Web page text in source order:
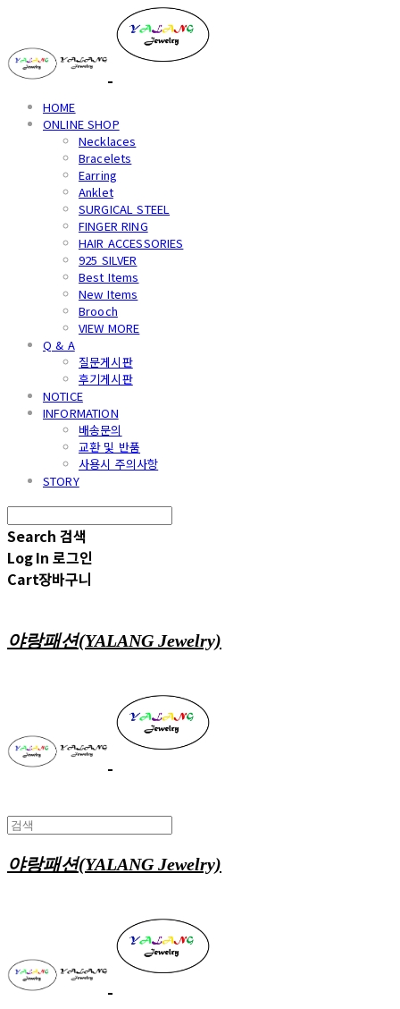
HOME
ONLINE SHOP
Necklaces
Bracelets
Earring
Anklet
SURGICAL STEEL
FINGER RING
HAIR ACCESSORIES
925 SILVER
Best Items
New Items
Brooch
VIEW MORE
Q & A
질문게시판
후기게시판
NOTICE
INFORMATION
배송문의
교환 및 반품
사용시 주의사항
STORY
Search 검색
Log In 로그인
Cart장바구니
야랑패션(YALANG Jewelry)
야랑패션(YALANG Jewelry)